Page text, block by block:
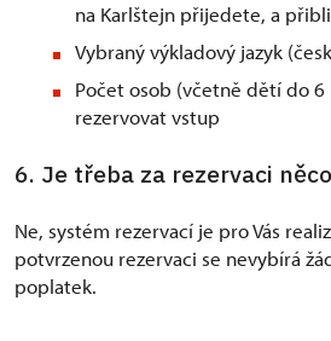
na Karlštejn přijedete, a
Vybraný výkladový jazyk
Počet osob (včetně dětí do
rezervovat vstup
6. Je třeba za rezervaci
Ne, systém rezervací je pro Vás
potvrzenou rezervaci se nevybírá
poplatek.